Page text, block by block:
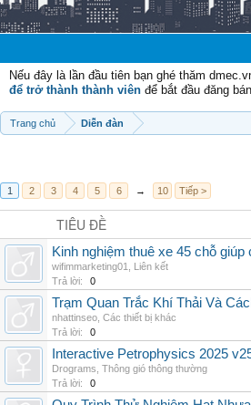
Nếu đây là lần đầu tiên bạn ghé thăm
để trở thành thành viên để bắt đầu đăng
Trang chủ Diễn đàn
1 2 3 4 5 6 → 10 Tiếp >
TIÊU ĐỀ
Kinh nghiệm thuê xe 45 chỗ
wifimmarketing01
Liên kết
Trả lời:
0
Trạm Quan Trắc Khí Thải Và
nhattinseo Các thiết bị khác
Trả lời:
0
Interactive Petrophysics 2025
Drograms Thông gió thông thường
Trả lời:
0